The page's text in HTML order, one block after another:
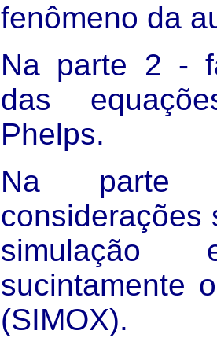
fenômeno da
Na parte 2 -
das
Phelps.
Na
considerações
simulação
sucintamente
(SIMOX).